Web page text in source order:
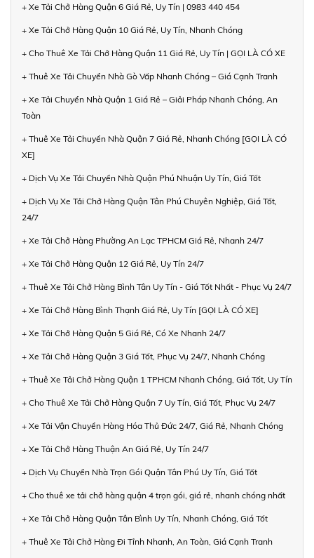
+ Xe Tải Chở Hàng Quận 6 Giá Rẻ, Uy Tín | 0983 440 454
+ Xe Tải Chở Hàng Quận 10 Giá Rẻ, Uy Tín, Nhanh Chóng
+ Cho Thuê Xe Tải Chở Hàng Quận 11 Giá Rẻ, Uy Tín | GỌI LÀ CÓ XE
+ Thuê Xe Tải Chuyển Nhà Gò Vấp Nhanh Chóng – Giá Cạnh Tranh
+ Xe Tải Chuyển Nhà Quận 1 Giá Rẻ – Giải Pháp Nhanh Chóng, An
Toàn
+ Thuê Xe Tải Chuyển Nhà Quận 7 Giá Rẻ, Nhanh Chóng [GỌI LÀ CÓ
XE]
+ Dịch Vụ Xe Tải Chuyển Nhà Quận Phú Nhuận Uy Tín, Giá Tốt
+ Dịch Vụ Xe Tải Chở Hàng Quận Tân Phú Chuyên Nghiệp, Giá Tốt,
24/7
+ Xe Tải Chở Hàng Phường An Lạc TPHCM Giá Rẻ, Nhanh 24/7
+ Xe Tải Chở Hàng Quận 12 Giá Rẻ, Uy Tín 24/7
+ Thuê Xe Tải Chở Hàng Bình Tân Uy Tín - Giá Tốt Nhất - Phục Vụ 24/7
+ Xe Tải Chở Hàng Bình Thạnh Giá Rẻ, Uy Tín [GỌI LÀ CÓ XE]
+ Xe Tải Chở Hàng Quận 5 Giá Rẻ, Có Xe Nhanh 24/7
+ Xe Tải Chở Hàng Quận 3 Giá Tốt, Phục Vụ 24/7, Nhanh Chóng
+ Thuê Xe Tải Chở Hàng Quận 1 TPHCM Nhanh Chóng, Giá Tốt, Uy Tín
+ Cho Thuê Xe Tải Chở Hàng Quận 7 Uy Tín, Giá Tốt, Phục Vụ 24/7
+ Xe Tải Vận Chuyển Hàng Hóa Thủ Đức 24/7, Giá Rẻ, Nhanh Chóng
+ Xe Tải Chở Hàng Thuận An Giá Rẻ, Uy Tín 24/7
+ Dịch Vụ Chuyển Nhà Trọn Gói Quận Tân Phú Uy Tín, Giá Tốt
+ Cho thuê xe tải chở hàng quận 4 trọn gói, giá rẻ, nhanh chóng nhất
+ Xe Tải Chở Hàng Quận Tân Bình Uy Tín, Nhanh Chóng, Giá Tốt
+ Thuê Xe Tải Chở Hàng Đi Tỉnh Nhanh, An Toàn, Giá Cạnh Tranh